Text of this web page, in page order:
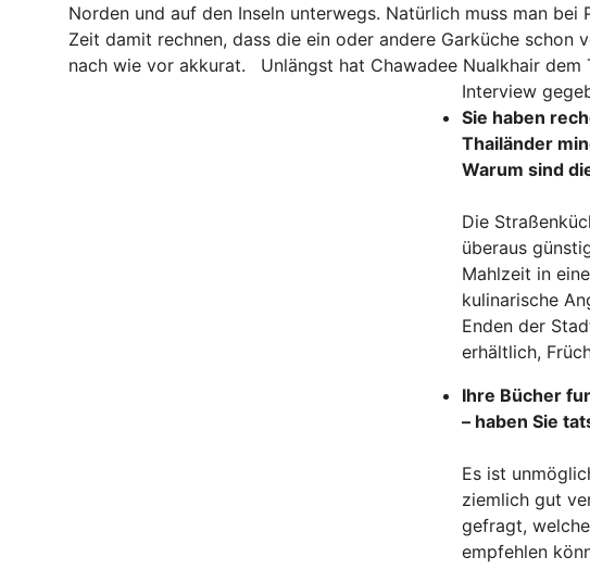
Norden und auf den Inseln unterwegs. Natürlich muss man
Zeit damit rechnen, dass die ein oder andere Garküche schon
nach wie vor akkurat.
Unlängst hat Chawadee Nualkhair
Interview
Sie haben
Thailänder
Warum sind
Die
überaus
Mahlzeit in
kulinarische
Enden der
erhältlich,
Ihre Bücher
– haben Sie
Es ist
ziemlich gut
gefragt,
empfehlen